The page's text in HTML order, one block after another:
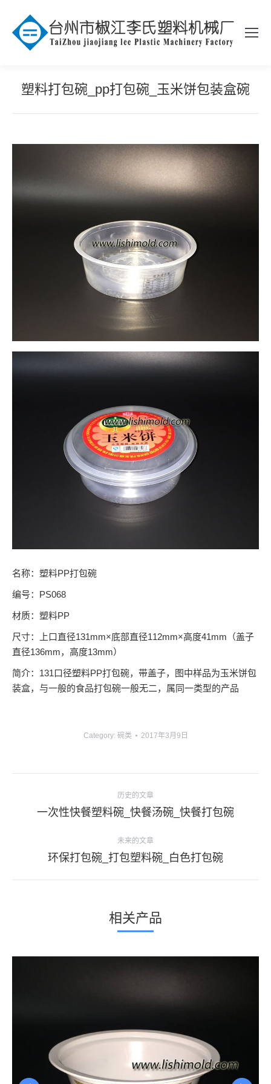
塑料打包碗_pp打包碗_玉米饼包装盒碗
名称：塑料PP打包碗
编号：PS068
材质：塑料PP
尺寸：上口直径131mm×底部直径112mm×高度41mm（盖子
直径136mm，高度13mm）
简介：131口径塑料PP打包碗，带盖子，图中样品为玉米饼包
装盒，与一般的食品打包碗一般无二，属同一类型的产品
Category: 碗类 2017年3月9日
历史的文章
上
个
项
一次性快餐塑料碗_快餐汤碗_快餐打包碗
未来的文章
下
目：
环保打包碗_打包塑料碗_白色打包碗
相关产品